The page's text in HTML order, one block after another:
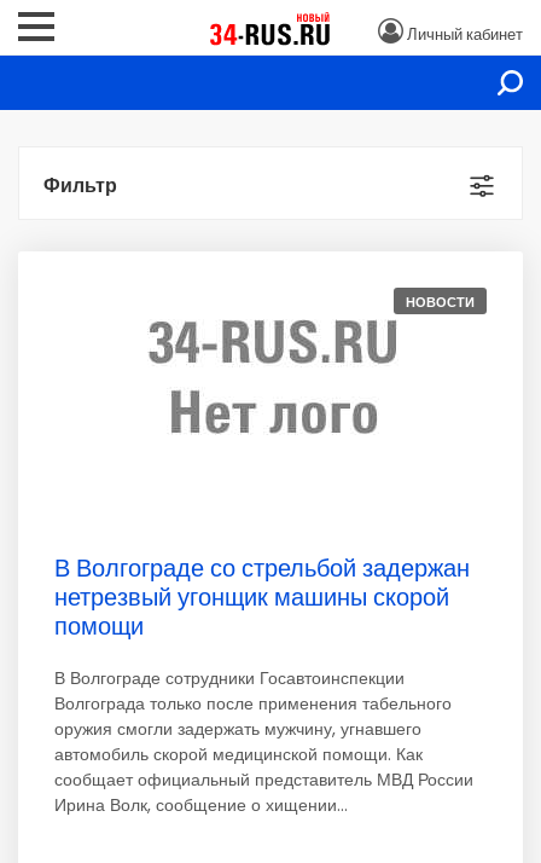
Личный кабинет
Фильтр
НОВОСТИ
В Волгограде со стрельбой задержан
нетрезвый угонщик машины скорой
помощи
В Волгограде сотрудники Госавтоинспекции
Волгограда только после применения табельного
оружия смогли задержать мужчину, угнавшего
автомобиль скорой медицинской помощи. Как
сообщает официальный представитель МВД России
Ирина Волк, сообщение о хищении...